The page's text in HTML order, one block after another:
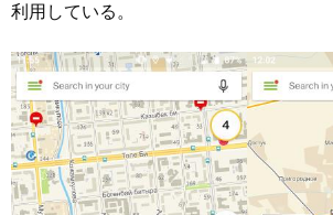
利用している。